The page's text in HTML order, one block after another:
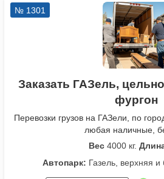
№ 1301
Заказать ГАЗель,
фургон
Перевозки грузов на ГАЗели, по
любая наличные,
Вес4000 кг.
Автопарк: Газель, верхняя и